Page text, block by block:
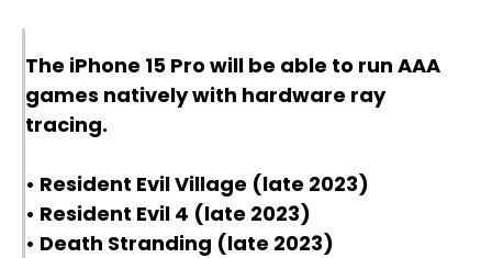
The iPhone 15 Pro will be able to run AAA
games natively with hardware ray
tracing.
• Resident Evil Village (late 2023)
• Resident Evil 4 (late 2023)
• Death Stranding (late 2023)